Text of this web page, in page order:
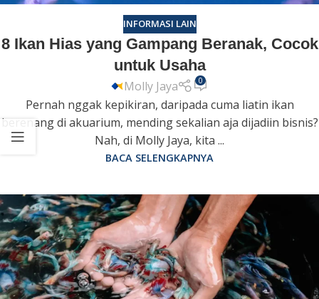
INFORMASI LAIN
8 Ikan Hias yang Gampang Beranak, Cocok
untuk Usaha
Molly Jaya 0
Pernah nggak kepikiran, daripada cuma liatin ikan
berenang di akuarium, mending sekalian aja dijadiin bisnis?
Nah, di Molly Jaya, kita ...
BACA SELENGKAPNYA